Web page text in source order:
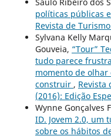
políticas públicas
Revista de
Sylvana Kelly
Gouveia, “Tour”
tudo parece
momento de
construir , Revista
(2016): Edição
Wynne Gonçalves
ID. Jovem 2.0, um
sobre os hábitos